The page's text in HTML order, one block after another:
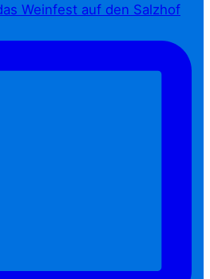
Weinfest auf den Salzhof